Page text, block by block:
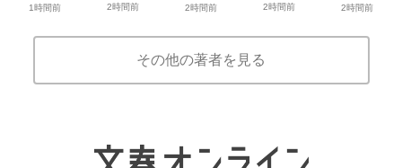
1時間前 2時間前 2時間前 2時間前 2時間前
その他の著者を見る